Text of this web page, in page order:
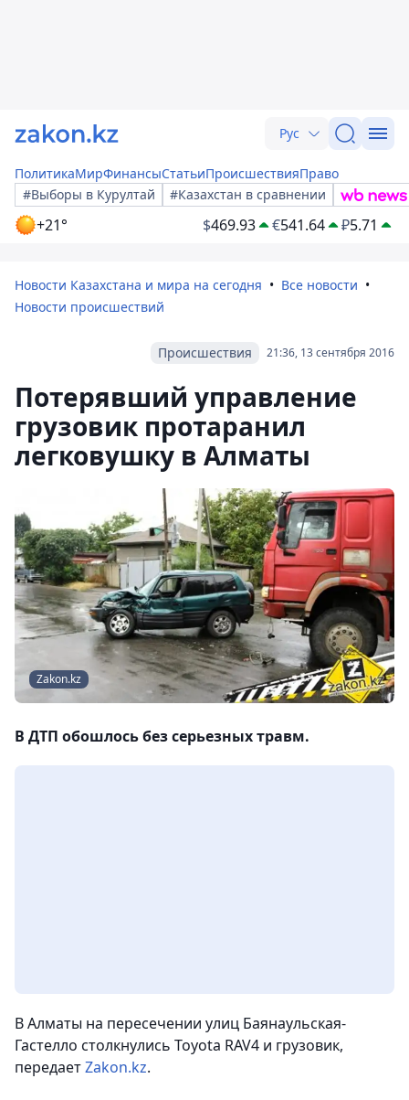
Рус
ПолитикаМирФинансыСтатьиПроисшествияПраво
#Выборы в Курултай
#Казахстан в сравнении
+21° $469.93 €541.64 ₽5.71
Новости Казахстана и мира на сегодня
Все новости
Новости происшествий
21:36, 13 сентября 2016
Происшествия
Потерявший управление
грузовик протаранил
легковушку в Алматы
Zakon.kz
В ДТП обошлось без серьезных травм.
В Алматы на пересечении улиц Баянаульская-
Гастелло столкнулись Toyota RAV4 и грузовик,
передаетZakon.kz.